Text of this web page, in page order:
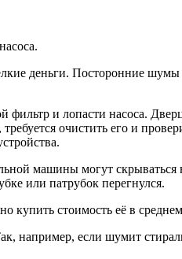
деньги. Посторонние
фильтр и лопасти насоса.
очистить его и
машины могут
или патрубок перегнулся.
стоимость её в
например, если шумит